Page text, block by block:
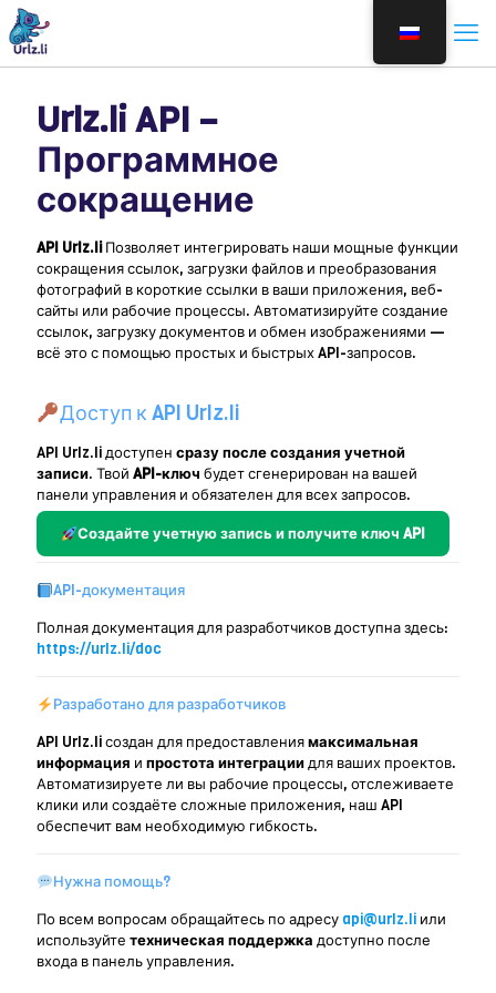
Urlz.li API –
Программное
сокращение
API Urlz.liПозволяет интегрировать наши мощные функции
сокращения ссылок, загрузки файлов и преобразования
фотографий в короткие ссылки в ваши приложения, веб-
сайты или рабочие процессы. Автоматизируйте создание
ссылок, загрузку документов и обмен изображениями —
всё это с помощью простых и быстрых API-запросов.
Доступ к API Urlz.li
API Urlz.li доступен сразу после создания учетной
записи. Твой API-ключ будет сгенерирован на вашей
панели управления и обязателен для всех запросов.
Создайте учетную запись и получите ключ API
API-документация
Полная документация для разработчиков доступна здесь:
https://urlz.li/doc
Разработано для разработчиков
API Urlz.li создан для предоставлениямаксимальная
информация и простота интеграциидля ваших проектов.
Автоматизируете ли вы рабочие процессы, отслеживаете
клики или создаёте сложные приложения, наш API
обеспечит вам необходимую гибкость.
Нужна помощь?
По всем вопросам обращайтесь по адресу api@urlz.li или
используйте техническая поддержка доступно после
входа в панель управления.